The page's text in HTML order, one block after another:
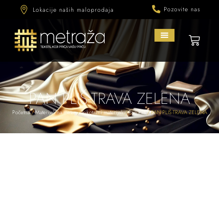
Lokacije naših maloprodaja Pozovite nas
PAN PLIŠ-TRAVA ZELENA
Početna/Materijali na metar/Trikotažni materijali/Pan Pliš/ PAN PLIŠ-TRAVA ZELENA